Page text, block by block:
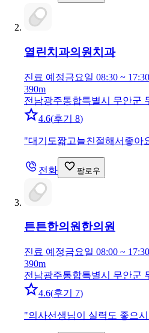
열린치과의원 치과
진료 예정금요일 08:30 ~ 17:30
390m
전남광주통합특별시 무안군
4.6(후기 8)
"대기도짧고늘친절해서좋아
전화 팔로우
튼튼한의원한의원
진료 예정금요일 08:00 ~ 17:30
390m
전남광주통합특별시 무안군
4.6(후기 7)
"의사선생님이 실력도 좋으